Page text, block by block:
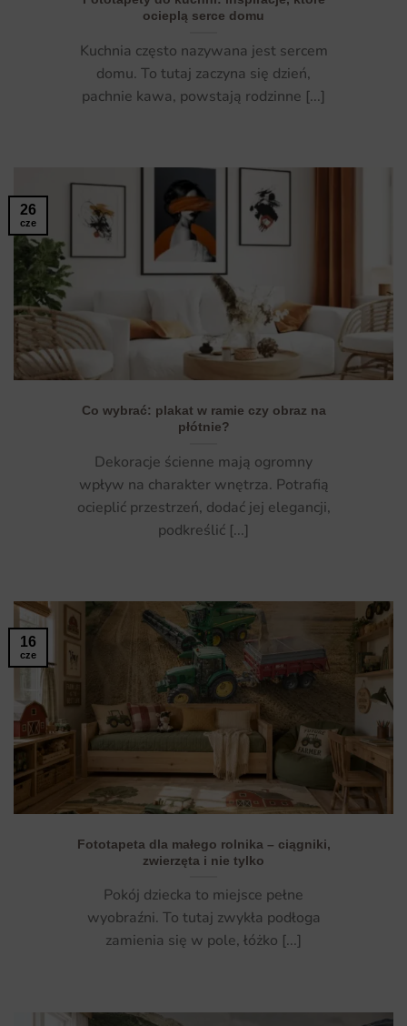
ocieplą serce domu
Kuchnia często nazywana jest sercem
domu. To tutaj zaczyna się dzień,
pachnie kawa, powstają rodzinne [...]
Co wybrać: plakat w ramie czy obraz na
płótnie?
Dekoracje ścienne mają ogromny
wpływ na charakter wnętrza. Potrafią
ocieplić przestrzeń, dodać jej elegancji,
podkreślić [...]
26
cze
Fototapeta dla małego rolnika – ciągniki,
zwierzęta i nie tylko
Pokój dziecka to miejsce pełne
wyobraźni. To tutaj zwykła podłoga
zamienia się w pole, łóżko [...]
16
cze